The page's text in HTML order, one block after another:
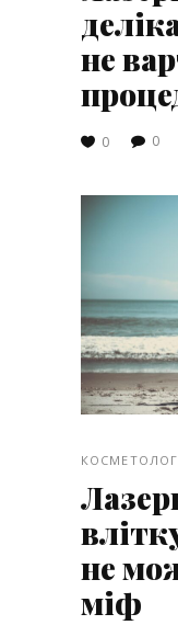
не
0 0
не
міф